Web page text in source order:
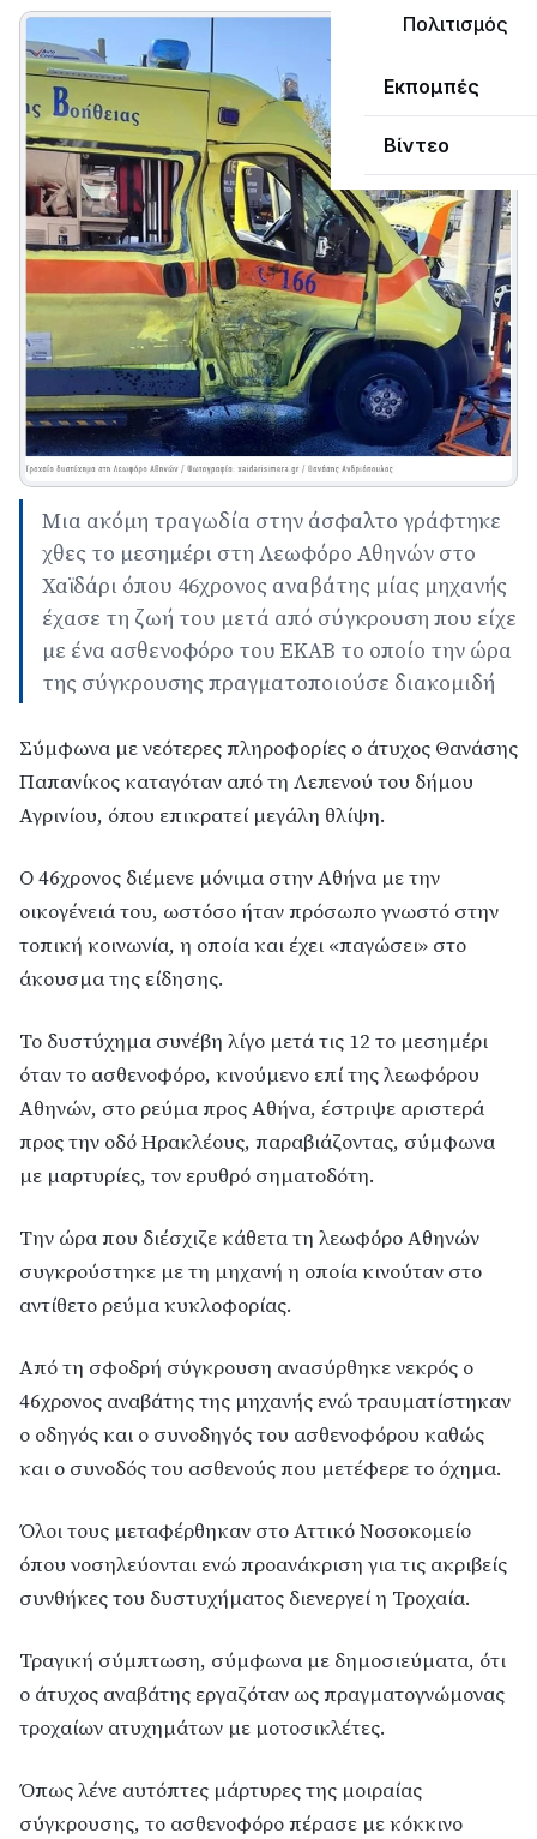
Πολιτισμός
Εκπομπές
Βίντεο
Μια ακόμη τραγωδία στην άσφαλτο γράφτηκε
χθες το μεσημέρι στη Λεωφόρο Αθηνών στο
Χαϊδάρι όπου 46χρονος αναβάτης μίας μηχανής
έχασε τη ζωή του μετά από σύγκρουση που είχε
με ένα ασθενοφόρο του ΕΚΑΒ το οποίο την ώρα
της σύγκρουσης πραγματοποιούσε διακομιδή
Σύμφωνα με νεότερες πληροφορίες ο άτυχος Θανάσης
Παπανίκος καταγόταν από τη Λεπενού του δήμου
Αγρινίου, όπου επικρατεί μεγάλη θλίψη.
Ο 46χρονος διέμενε μόνιμα στην Αθήνα με την
οικογένειά του, ωστόσο ήταν πρόσωπο γνωστό στην
τοπική κοινωνία, η οποία και έχει «παγώσει» στο
άκουσμα της είδησης.
Το δυστύχημα συνέβη λίγο μετά τις 12 το μεσημέρι
όταν το ασθενοφόρο, κινούμενο επί της λεωφόρου
Αθηνών, στο ρεύμα προς Αθήνα, έστριψε αριστερά
προς την οδό Ηρακλέους, παραβιάζοντας, σύμφωνα
με μαρτυρίες, τον ερυθρό σηματοδότη.
Την ώρα που διέσχιζε κάθετα τη λεωφόρο Αθηνών
συγκρούστηκε με τη μηχανή η οποία κινούταν στο
αντίθετο ρεύμα κυκλοφορίας.
Από τη σφοδρή σύγκρουση ανασύρθηκε νεκρός ο
46χρονος αναβάτης της μηχανής ενώ τραυματίστηκαν
ο οδηγός και ο συνοδηγός του ασθενοφόρου καθώς
και ο συνοδός του ασθενούς που μετέφερε το όχημα.
Όλοι τους μεταφέρθηκαν στο Αττικό Νοσοκομείο
όπου νοσηλεύονται ενώ προανάκριση για τις ακριβείς
συνθήκες του δυστυχήματος διενεργεί η Τροχαία.
Τραγική σύμπτωση, σύμφωνα με δημοσιεύματα, ότι
ο άτυχος αναβάτης εργαζόταν ως πραγματογνώμονας
τροχαίων ατυχημάτων με μοτοσικλέτες.
Όπως λένε αυτόπτες μάρτυρες της μοιραίας
σύγκρουσης, το ασθενοφόρο πέρασε με κόκκινο